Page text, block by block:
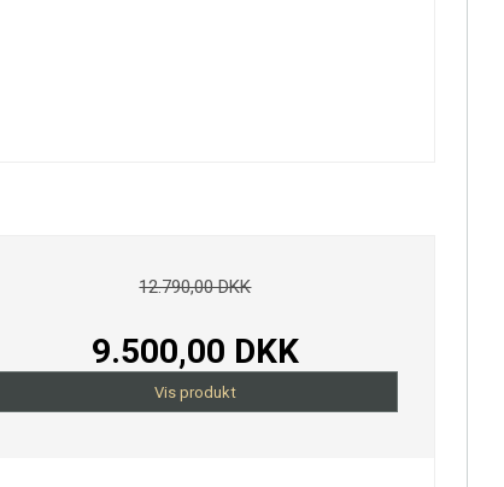
12.790,00 DKK
9.500,00 DKK
Vis produkt